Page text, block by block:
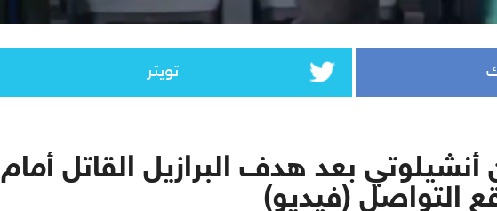
تويتر
بعد هدف البرازيل القاتل أمام
التواصل (فيديو)